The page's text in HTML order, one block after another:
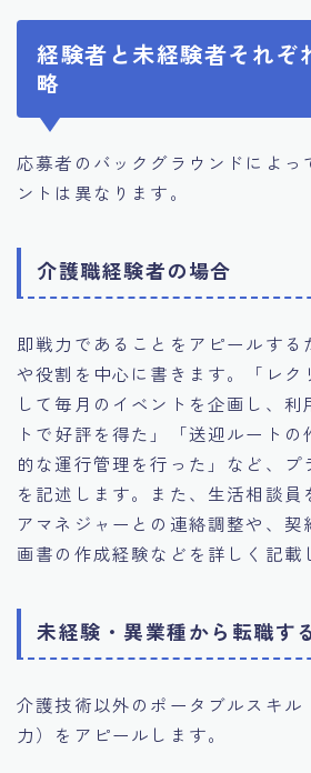
経験者と未経験者それぞ
略
応募者のバックグラウンドによっ
ントは異なります。
介護職経験者の場合
即戦力であることをアピールする
や役割を中心に書きます。「レク
して毎月のイベントを企画し、利
トで好評を得た」「送迎ルート
的な運行管理を行った」など、プ
を記述します。また、生活相談員
アマネジャーとの連絡調整や、契
画書の作成経験などを詳しく記載
未経験・異業種から転職す
介護技術以外のポータブルスキル
力）をアピールします。